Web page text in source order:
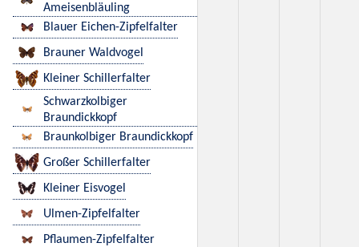
Ameisenbläuling
Blauer Eichen-Zipfelfalter
Brauner Waldvogel
Kleiner Schillerfalter
Schwarzkolbiger
Braundickkopf
Braunkolbiger Braundickkopf
Großer Schillerfalter
Kleiner Eisvogel
Ulmen-Zipfelfalter
Pflaumen-Zipfelfalter